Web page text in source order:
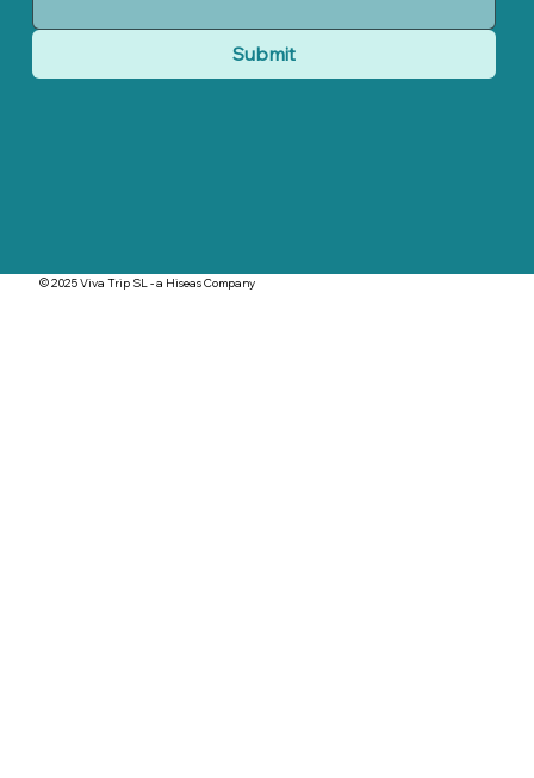
Submit
© 2025 Viva Trip SL - a Hiseas Company